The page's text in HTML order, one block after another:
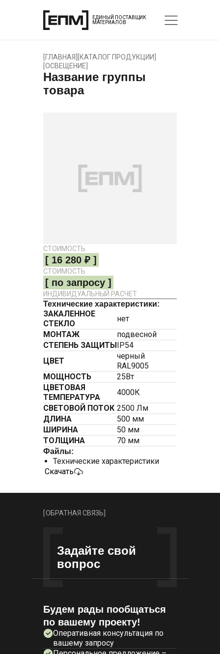
ЕДИНЫЙ ПОСТАВЩИК
МАТЕРИАЛОВ
ГЛАВНАЯ КАТАЛОГ ПРОДУКЦИИ
ОСВЕЩЕНИЕ
Название группы
товара
СТОИМОСТЬ
[ 16 280 ₽ ]
СТОИМОСТЬ
[ по запросу ]
ИНДИВИДУАЛЬНЫЙ РАСЧЕТ
Технические характеристики:
ЗАКАЛЕННОЕ
СТЕКЛО
нет
МОНТАЖ
подвесной
СТЕПЕНЬ ЗАЩИТЫIP54
ЦВЕТ
черный
RAL9005
МОЩНОСТЬ
25Вт
ЦВЕТОВАЯ
ТЕМПЕРАТУРА
4000К
СВЕТОВОЙ ПОТОК 2500 Лм
ДЛИНА
500 мм
ШИРИНА
50 мм
ТОЛЩИНА
70 мм
Файлы:
Технические характеристики
Скачать
Задайте свой
вопрос
ОБРАТНАЯ СВЯЗЬ
Будем рады пообщаться
по вашему проекту!
Оперативная консультация по
вашему запросу